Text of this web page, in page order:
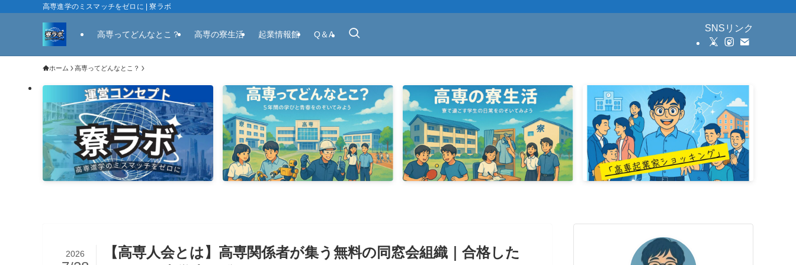
高専進学のミスマッチをゼロに | 寮ラボ
高専ってどんなとこ？ 高専の寮生活 起業情報館 Q＆A
SNSリンク
ホーム 高専ってどんなとこ？
【高専人会とは】高専関係者が集う無料の同窓会組織｜合格した
2026